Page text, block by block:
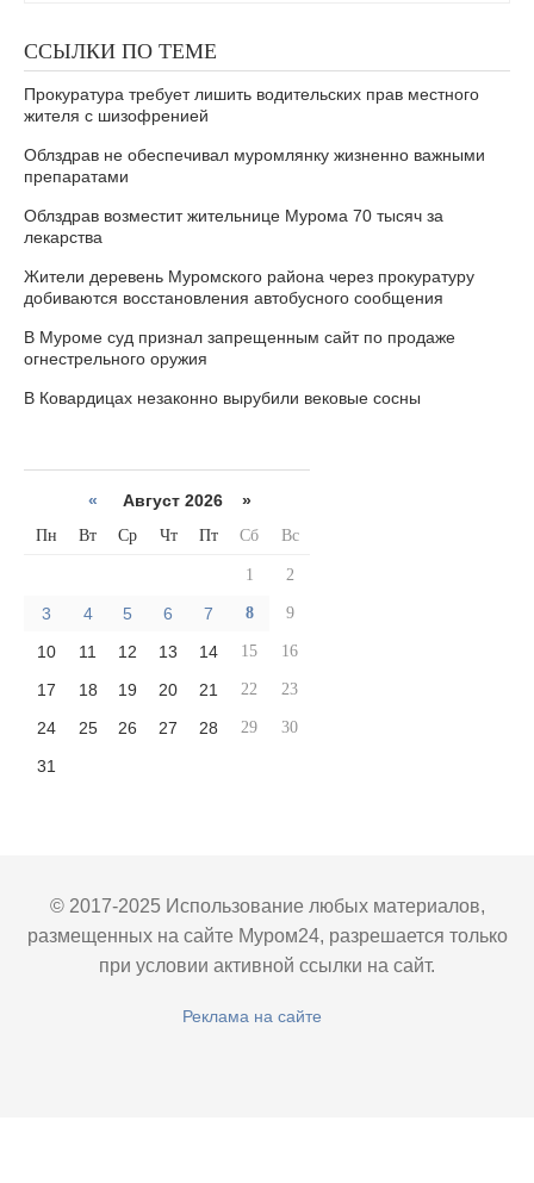
ССЫЛКИ ПО ТЕМЕ
Прокуратура требует лишить водительских прав местного
жителя с шизофренией
Облздрав не обеспечивал муромлянку жизненно важными
препаратами
Облздрав возместит жительнице Мурома 70 тысяч за
лекарства
Жители деревень Муромского района через прокуратуру
добиваются восстановления автобусного сообщения
В Муроме суд признал запрещенным сайт по продаже
огнестрельного оружия
В Ковардицах незаконно вырубили вековые сосны
« Август 2026 »
Пн Вт Ср Чт Пт Сб Вс
1 2
3 4 5 6 7 8 9
10 11 12 13 14 15 16
17 18 19 20 21 22 23
24 25 26 27 28 29 30
31
© 2017-2025 Использование любых материалов,
размещенных на сайте Муром24, разрешается только
при условии активной ссылки на сайт.
Реклама на сайте